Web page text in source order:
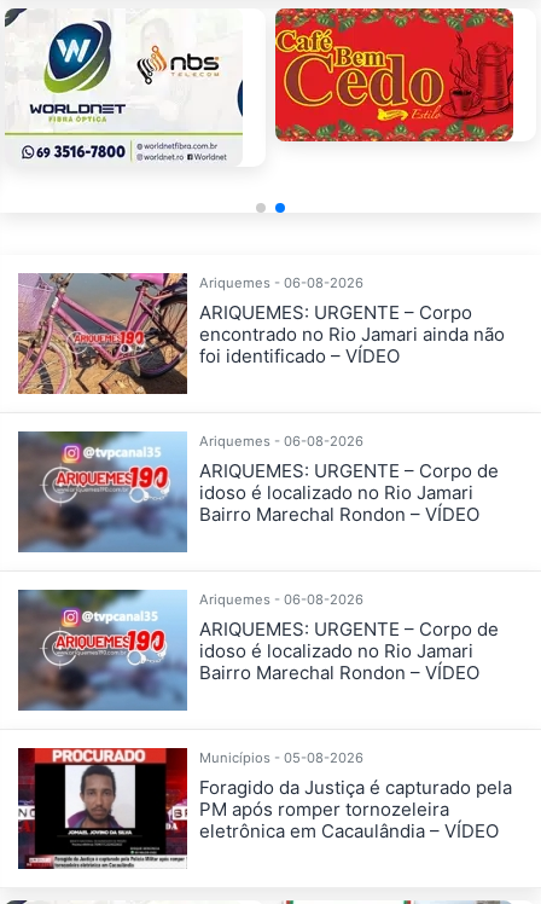
Ariquemes - 06-08-2026
ARIQUEMES: URGENTE – Corpo
encontrado no Rio Jamari ainda não
foi identificado – VÍDEO
Ariquemes - 06-08-2026
ARIQUEMES: URGENTE – Corpo de
idoso é localizado no Rio Jamari
Bairro Marechal Rondon – VÍDEO
Ariquemes - 06-08-2026
ARIQUEMES: URGENTE – Corpo de
idoso é localizado no Rio Jamari
Bairro Marechal Rondon – VÍDEO
Municípios - 05-08-2026
Foragido da Justiça é capturado pela
PM após romper tornozeleira
eletrônica em Cacaulândia – VÍDEO